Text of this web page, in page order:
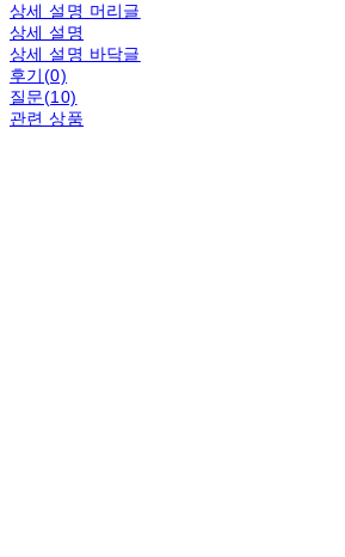
상세 설명 머리글
상세 설명
상세 설명 바닥글
후기(0)
질문(10)
관련 상품